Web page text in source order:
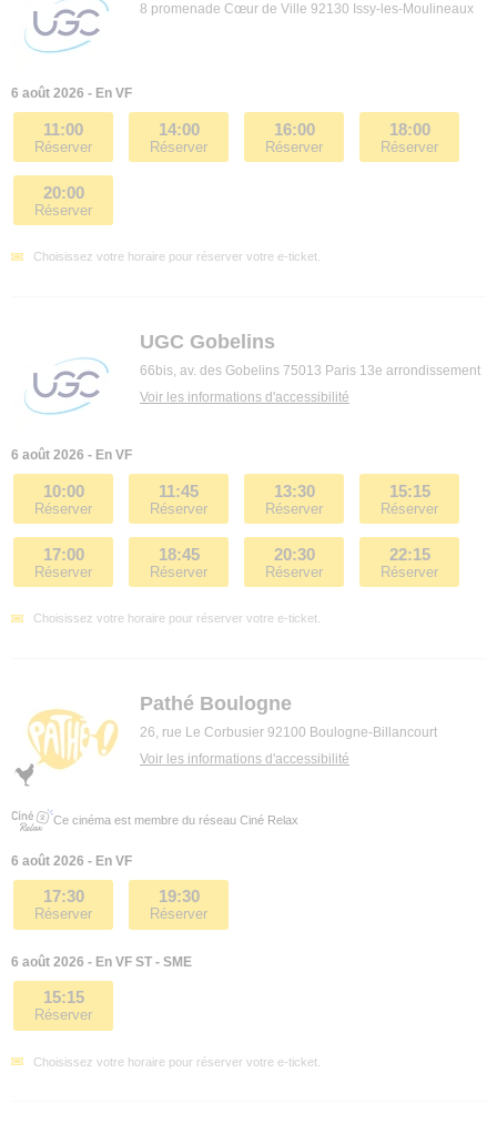
8 promenade Cœur de Ville 92130 Issy-les-Moulineaux
6 août 2026 - En VF
11:00
Réserver
14:00
Réserver
16:00
Réserver
18:00
Réserver
20:00
Réserver
Choisissez votre horaire pour réserver votre e-ticket.
UGC Gobelins
66bis, av. des Gobelins 75013 Paris 13e arrondissement
Voir les informations d'accessibilité
6 août 2026 - En VF
10:00
Réserver
11:45
Réserver
13:30
Réserver
15:15
Réserver
17:00
Réserver
18:45
Réserver
20:30
Réserver
22:15
Réserver
Choisissez votre horaire pour réserver votre e-ticket.
Pathé Boulogne
26, rue Le Corbusier 92100 Boulogne-Billancourt
Voir les informations d'accessibilité
Ce cinéma est membre du réseau Ciné Relax
6 août 2026 - En VF
17:30
Réserver
19:30
Réserver
6 août 2026 - En VF ST - SME
15:15
Réserver
Choisissez votre horaire pour réserver votre e-ticket.